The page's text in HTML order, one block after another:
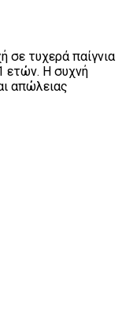
σε τυχερά παίγνια
ετών. Η συχνή
απώλειας